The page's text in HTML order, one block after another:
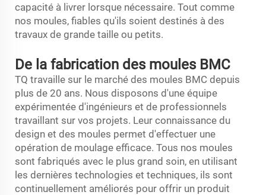
capacité à livrer lorsque nécessaire. Tout comme
nos moules, fiables qu'ils soient destinés à des
travaux de grande taille ou petits.
De la fabrication des moules BMC
TQ travaille sur le marché des moules BMC depuis
plus de 20 ans. Nous disposons d'une équipe
expérimentée d'ingénieurs et de professionnels
travaillant sur vos projets. Leur connaissance du
design et des moules permet d'effectuer une
opération de moulage efficace. Tous nos moules
sont fabriqués avec le plus grand soin, en utilisant
les dernières technologies et techniques, ils sont
continuellement améliorés pour offrir un produit